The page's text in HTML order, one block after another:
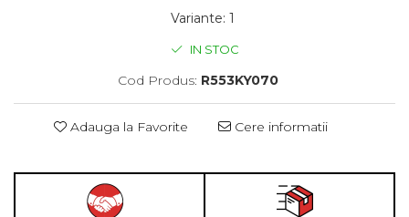
Variante: 1
IN STOC
Cod Produs: R553KY070
Adauga la Favorite Cere informatii